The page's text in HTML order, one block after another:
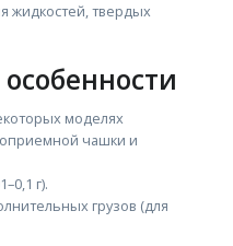
жидкостей, твердых
моделях
чашки и
г).
грузов (для